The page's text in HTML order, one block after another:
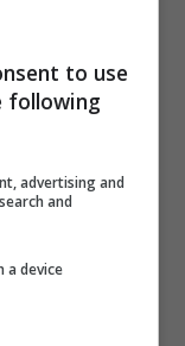
e sport
to use
following
advertising and
and
a device